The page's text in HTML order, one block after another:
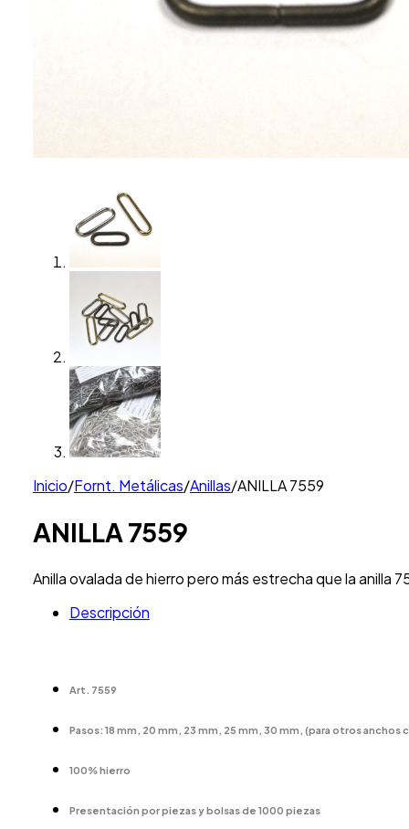
Inicio/Fornt. Metálicas/Anillas/ANILLA 7559
ANILLA 7559
Anilla ovalada de hierro pero más estrecha que la anilla
Descripción
Art. 7559
Pasos: 18 mm, 20 mm, 23 mm, 25 mm, 30 mm, (para otros anchos
100% hierro
Presentación por piezas y bolsas de 1000 piezas